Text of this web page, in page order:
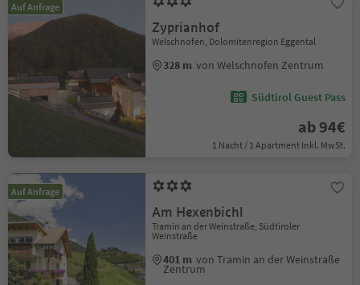
Auf Anfrage
Zyprianhof
Welschnofen, Dolomitenregion Eggental
328 m von Welschnofen Zentrum
Südtirol Guest Pass
ab 94€
1 Nacht / 1 Apartment Inkl. MwSt.
Auf Anfrage
Am Hexenbichl
Tramin an der Weinstraße, Südtiroler
Weinstraße
401 m von Tramin an der Weinstraße
Zentrum